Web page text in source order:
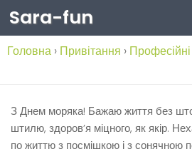
Skip to content
Sara-fun
Головна › Привітання ›
З Днем моряка! Бажаю життя без
штилю, здоров’я міцного, як якір.
по життю з посмішкою і з сонячною